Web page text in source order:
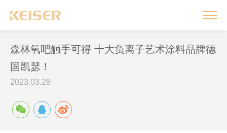
森林氧吧触手可得 十大负离子艺术涂料品牌德
国凯瑟！
2023.03.28